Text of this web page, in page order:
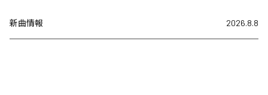
新曲情報 2026.8.8